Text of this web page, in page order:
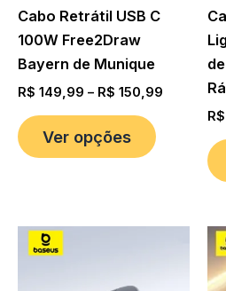
Cabo Retrátil USB C
100W Free2Draw
Bayern de Munique
R$ 149,99 – R$ 150,99
Ver opções
R$